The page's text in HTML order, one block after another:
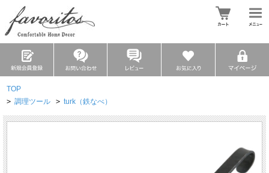
TOP
> 調理ツール > turk（鉄なべ）